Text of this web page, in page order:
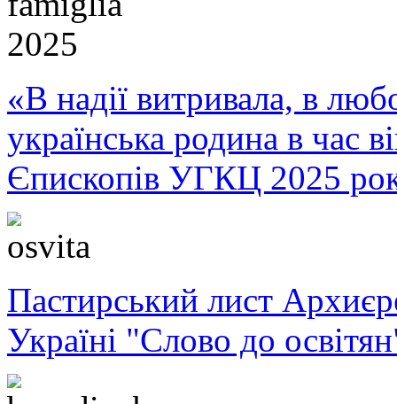
«В надії витривала, в
українська родина в час
Єпископів УГКЦ 2025
Пастирський лист
Україні "Слово до